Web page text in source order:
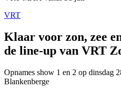
VRT
Klaar voor zon, zee
de line-up van VRT
Opnames show 1 en 2 op dinsdag
Blankenberge